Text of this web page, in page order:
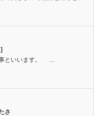
といいます。 …
さ